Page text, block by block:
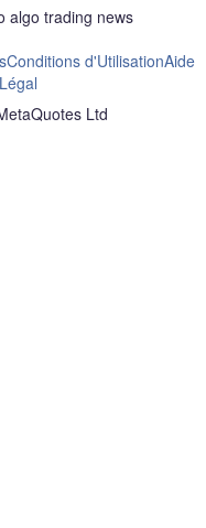
algo trading news
Conditions d'UtilisationAide
Ltd